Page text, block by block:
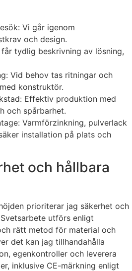
Vi går igenom
och design.
tydlig beskrivning av lösning,
Vid behov tas ritningar och
konstruktör.
Effektiv produktion med
och spårbarhet.
Varmförzinkning, pulverlack
installation på plats och
och hållbara
prioriterar jag säkerhet och
utförs enligt
rätt metod för material och
det kan jag tillhandahålla
egenkontroller och leverera
inklusive CE-märkning enligt